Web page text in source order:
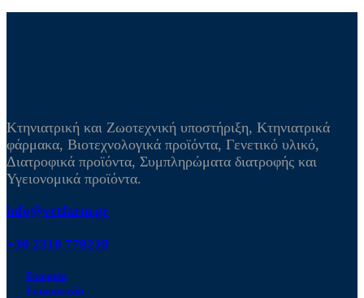
Κτηνιατρική και Ζωοτεχνική υποστήριξη, Κτηνιατρικά
φάρμακα, Βιοτεχνολογικά προϊόντα, Γενετικό υλικό,
Διατροφικά προϊόντα, Συμπληρώματα διατροφής και
Υγειονομικά προϊόντα.
info@vetfarm.gr
+30 2310 778228
Εταιρεία
Επικοινωνία